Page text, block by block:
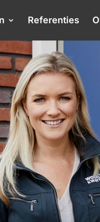
Referenties